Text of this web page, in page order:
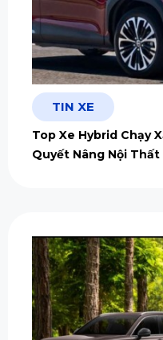
TIN XE
Top Xe Hybrid Chạy
Quyết Nâng Nội Thất